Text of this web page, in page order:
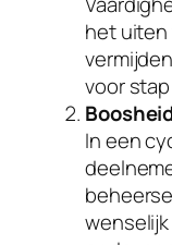
het uiten
voor
In een